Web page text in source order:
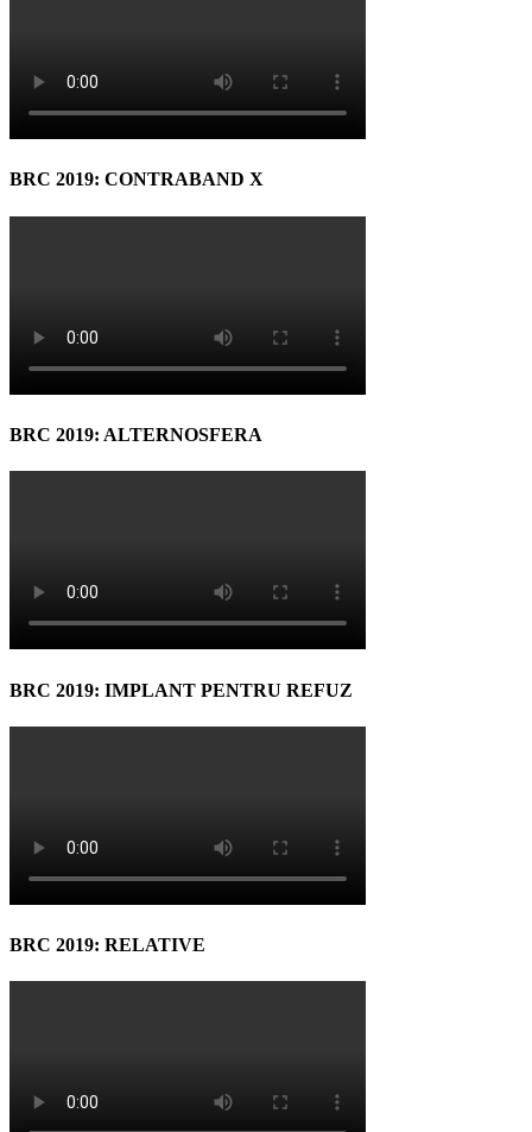
BRC 2019: CONTRABAND X
BRC 2019: ALTERNOSFERA
BRC 2019: IMPLANT PENTRU REFUZ
BRC 2019: RELATIVE